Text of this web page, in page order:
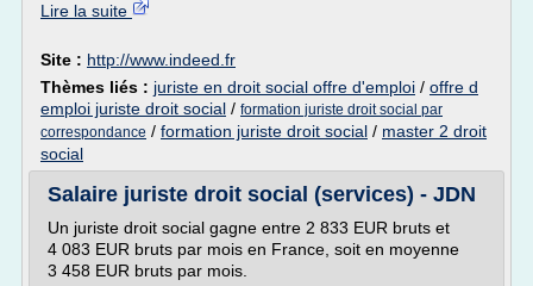
Lire la suite
Site : http://www.indeed.fr
Thèmes liés : juriste en droit social offre d'emploi / offre d
emploi juriste droit social / formation juriste droit social par
correspondance / formation juriste droit social / master 2 droit
social
Salaire juriste droit social (services) - JDN
Un juriste droit social gagne entre 2 833 EUR bruts et
4 083 EUR bruts par mois en France, soit en moyenne
3 458 EUR bruts par mois.